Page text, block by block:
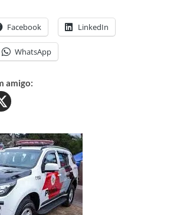
Facebook LinkedIn
WhatsApp
amigo: